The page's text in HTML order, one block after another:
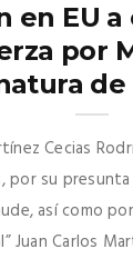
en EU
por
de
Cecias
por su
así como
Juan Carlos